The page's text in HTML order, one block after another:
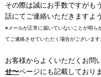
その際は誠にお手数ですがも
話にてご連絡いただきますよ
※メールが正常に届いていないことが明ら
てご連絡させていただく場合がございます
お客様からよくいただくお問
せ〜ページにも記載しており